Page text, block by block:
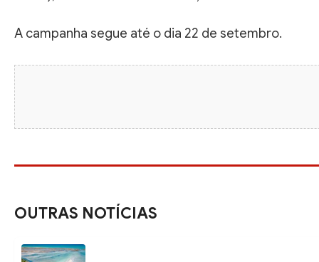
A campanha segue até o dia 22 de setembro.
OUTRAS NOTÍCIAS